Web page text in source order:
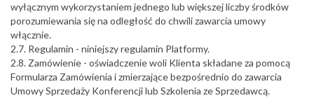
wyłącznym wykorzystaniem jednego lub większej liczby środków
porozumiewania się na odległość do chwili zawarcia umowy
włącznie.
2.7. Regulamin - niniejszy regulamin Platformy.
2.8. Zamówienie - oświadczenie woli Klienta składane za pomocą
Formularza Zamówienia i zmierzające bezpośrednio do zawarcia
Umowy Sprzedaży Konferencji lub Szkolenia ze Sprzedawcą.